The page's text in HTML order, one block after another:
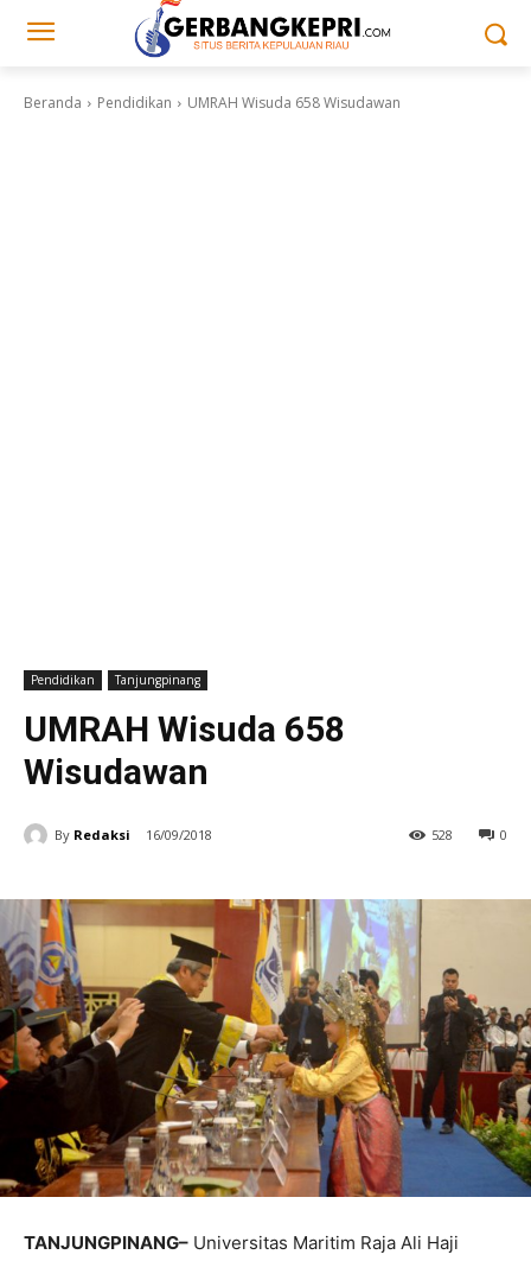
Beranda Pendidikan UMRAH Wisuda 658 Wisudawan
Pendidikan Tanjungpinang
UMRAH Wisuda 658
Wisudawan
By Redaksi 16/09/2018 0
528
TANJUNGPINANG– Universitas Maritim Raja Ali Haji